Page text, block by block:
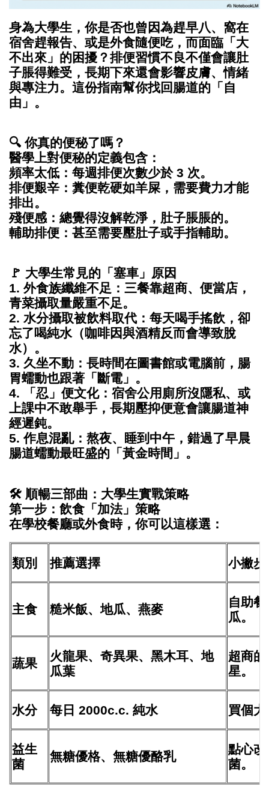
身為大學生，你是否也曾因為趕早八、窩在
宿舍趕報告、或是外食隨便吃，而面臨「大
不出來」的困擾？排便習慣不良不僅會讓肚
子脹得難受，長期下來還會影響皮膚、情緒
與專注力。這份指南幫你找回腸道的「自
由」。
🔍 你真的便秘了嗎？
醫學上對便秘的定義包含：
頻率太低：每週排便次數少於 3 次。
排便艱辛：糞便乾硬如羊屎，需要費力才能
排出。
殘便感：總覺得沒解乾淨，肚子脹脹的。
輔助排便：甚至需要壓肚子或手指輔助。
🚩 大學生常見的「塞車」原因
1. 外食族纖維不足：三餐靠超商、便當店，
青菜攝取量嚴重不足。
2. 水分攝取被飲料取代：每天喝手搖飲，卻
忘了喝純水（咖啡因與酒精反而會導致脫
水）。
3. 久坐不動：長時間在圖書館或電腦前，腸
胃蠕動也跟著「斷電」。
4. 「忍」便文化：宿舍公用廁所沒隱私、或
上課中不敢舉手，長期壓抑便意會讓腸道神
經遲鈍。
5. 作息混亂：熬夜、睡到中午，錯過了早晨
腸道蠕動最旺盛的「黃金時間」。
🛠️ 順暢三部曲：大學生實戰策略
第一步：飲食「加法」策略
在學校餐廳或外食時，你可以這樣選：
類別 推薦選擇 小撇步
主食 糙米飯、地瓜、燕麥
自助
瓜。
蔬果
火龍果、奇異果、黑木耳、地
瓜葉
超商
星。
水分 每日 2000c.c. 純水 買個
益生
菌
無糖優格、無糖優酪乳
點心
菌。